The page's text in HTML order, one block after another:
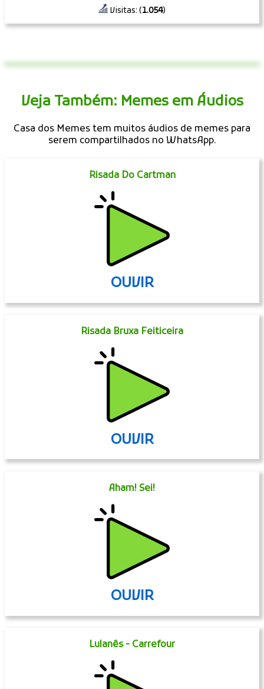
Visitas: (1.054)
Veja Também: Memes em Áudios
Casa dos Memes tem muitos áudios de memes para
serem compartilhados no WhatsApp.
Risada Do Cartman
OUVIR
Risada Bruxa Feiticeira
OUVIR
Aham! Sei!
OUVIR
Lulanês - Carrefour